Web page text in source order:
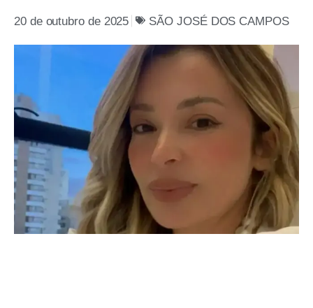
20 de outubro de 2025 SÃO JOSÉ DOS CAMPOS